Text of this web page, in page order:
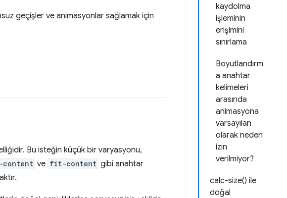
kaydolma
işleminin
erişimini
sınırlama
Boyutlandırm
a anahtar
kelimeleri
arasında
animasyona
varsayılan
olarak neden
izin
verilmiyor?
calc-size() ile
doğal
geçişler ve animasyonlar sağlamak için
Bu isteğin küçük bir varyasyonu,
content ve fit-content gibi anahtar